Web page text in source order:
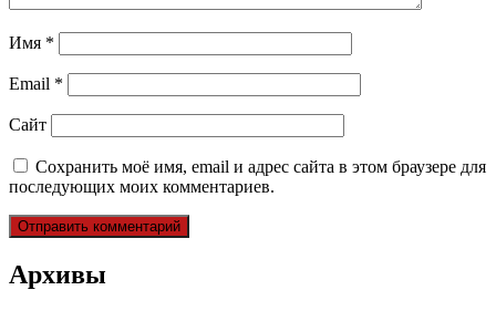
Имя *
Email *
Сайт
Сохранить моё имя, email и адрес сайта в этом браузере для
последующих моих комментариев.
Архивы